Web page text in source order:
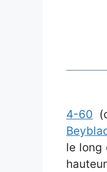
4-60
le long